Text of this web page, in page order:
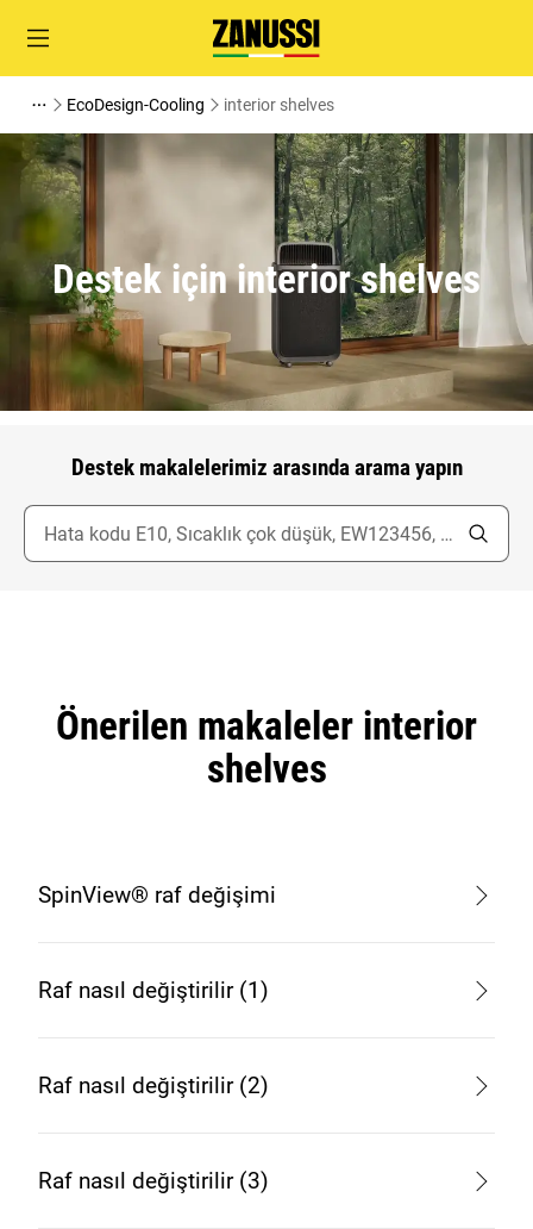
EcoDesign-Cooling interior shelves
Destek için interior shelves
Destek makalelerimiz arasında arama yapın
Önerilen makaleler interior
shelves
SpinView® raf değişimi
Raf nasıl değiştirilir (1)
Raf nasıl değiştirilir (2)
Raf nasıl değiştirilir (3)